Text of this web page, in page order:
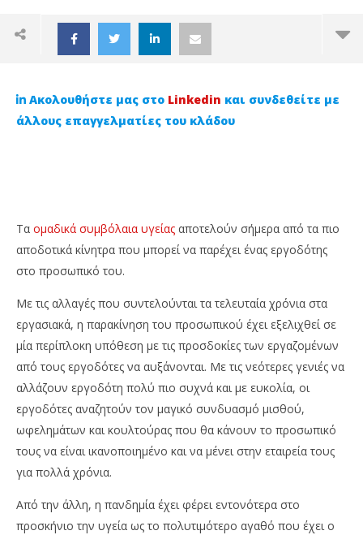
Τι παρέχουν τα ομαδικά συμβόλαια υγείας και
ποιες οι διαφορές τους με τα ατομικά;
Μαΐου,
2023
Cyprus
Insurance
Team
Ακολουθήστε μας στο Linkedin και συνδεθείτε με
άλλους επαγγελματίες του κλάδου
Τα ομαδικά συμβόλαια υγείας αποτελούν σήμερα από τα πιο
αποδοτικά κίνητρα που μπορεί να παρέχει ένας εργοδότης
στο προσωπικό του.
Με τις αλλαγές που συντελούνται τα τελευταία χρόνια στα
εργασιακά, η παρακίνηση του προσωπικού έχει εξελιχθεί σε
μία περίπλοκη υπόθεση με τις προσδοκίες των εργαζομένων
από τους εργοδότες να αυξάνονται. Με τις νεότερες γενιές να
αλλάζουν εργοδότη πολύ πιο συχνά και με ευκολία, οι
εργοδότες αναζητούν τον μαγικό συνδυασμό μισθού,
ωφελημάτων και κουλτούρας που θα κάνουν το προσωπικό
τους να είναι ικανοποιημένο και να μένει στην εταιρεία τους
για πολλά χρόνια.
Από την άλλη, η πανδημία έχει φέρει εντονότερα στο
προσκήνιο την υγεία ως το πολυτιμότερο αγαθό που έχει ο